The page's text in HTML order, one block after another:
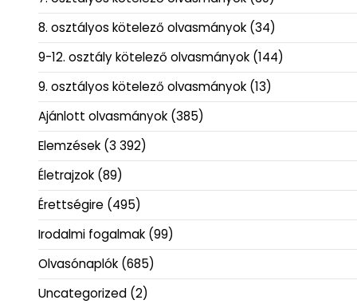
8. osztályos kötelező olvasmányok (34)
9-12. osztály kötelező olvasmányok (144)
9. osztályos kötelező olvasmányok (13)
Ajánlott olvasmányok (385)
Elemzések (3 392)
Életrajzok (89)
Érettségire (495)
Irodalmi fogalmak (99)
Olvasónaplók (685)
Uncategorized (2)